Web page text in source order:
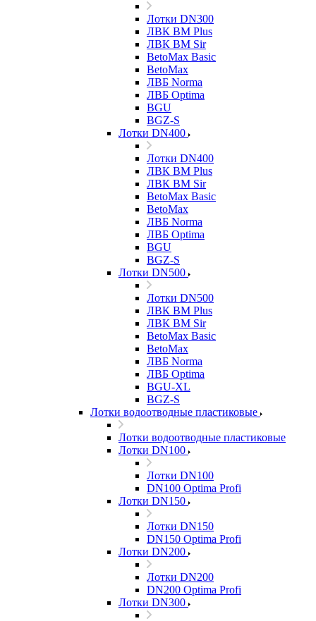
Лотки DN300
ЛВК ВМ Plus
ЛВК ВМ Sir
BetoMax Basic
BetoMax
ЛВБ Norma
ЛВБ Optima
BGU
BGZ-S
Лотки DN400
Лотки DN400
ЛВК ВМ Plus
ЛВК ВМ Sir
BetoMax Basic
BetoMax
ЛВБ Norma
ЛВБ Optima
BGU
BGZ-S
Лотки DN500
Лотки DN500
ЛВК ВМ Plus
ЛВК ВМ Sir
BetoMax Basic
BetoMax
ЛВБ Norma
ЛВБ Optima
BGU-XL
BGZ-S
Лотки водоотводные пластиковые
Лотки водоотводные пластиковые
Лотки DN100
Лотки DN100
DN100 Optima Profi
Лотки DN150
Лотки DN150
DN150 Optima Profi
Лотки DN200
Лотки DN200
DN200 Optima Profi
Лотки DN300